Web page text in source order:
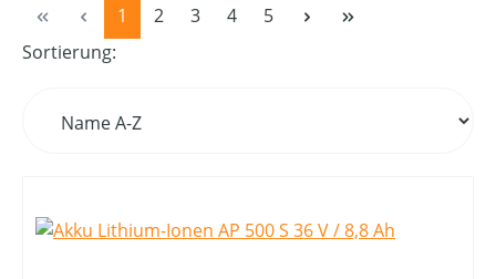
Seite
1 Seite
2 Seite
3 Seite
4 Seite
5
Sortierung: